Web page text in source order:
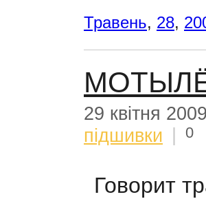
Травень, 28,
29 квітня
підшивки
0
Говорит